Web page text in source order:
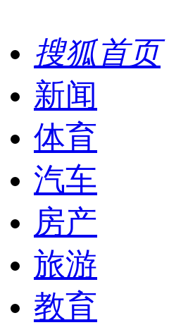
搜狐首页
新闻
体育
汽车
房产
旅游
教育